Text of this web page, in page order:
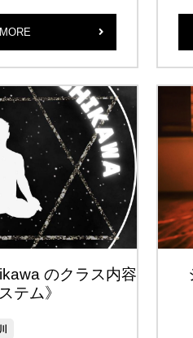
のクラス内容
テム》